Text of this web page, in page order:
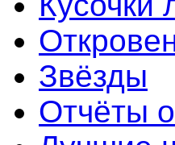
Звёзды
Отчёты